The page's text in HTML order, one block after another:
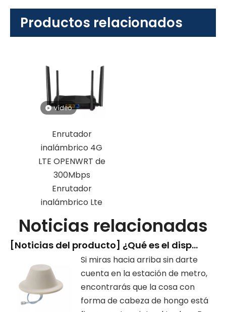
Productos relacionados
vídeo
Enrutador
inalámbrico 4G
LTE OPENWRT de
300Mbps
Enrutador
inalámbrico Lte
Noticias relacionadas
[Noticias del producto] ¿Qué es el dispositivo con forma de 'cabeza de hongo' que hay en la estación de metro?
Si miras hacia arriba sin darte
cuenta en la estación de metro,
encontrarás que la cosa con
forma de cabeza de hongo está